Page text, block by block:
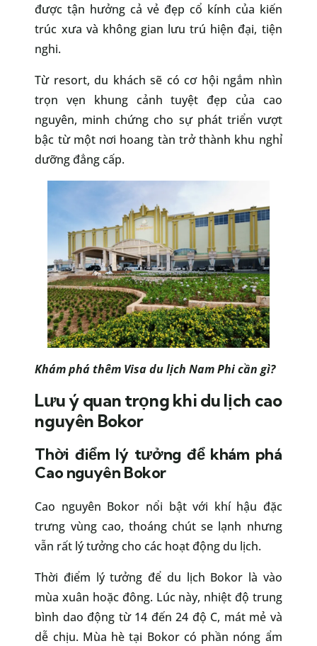
được tận hưởng cả vẻ đẹp cổ kính của kiến
trúc xưa và không gian lưu trú hiện đại, tiện
nghi.
Từ resort, du khách sẽ có cơ hội ngắm nhìn
trọn vẹn khung cảnh tuyệt đẹp của cao
nguyên, minh chứng cho sự phát triển vượt
bậc từ một nơi hoang tàn trở thành khu nghỉ
dưỡng đẳng cấp.
Khám phá thêm Visa du lịch Nam Phi cần gì?
Lưu ý quan trọng khi du lịch cao
nguyên Bokor
Thời điểm lý tưởng để khám phá
Cao nguyên Bokor
Cao nguyên Bokor nổi bật với khí hậu đặc
trưng vùng cao, thoáng chút se lạnh nhưng
vẫn rất lý tưởng cho các hoạt động du lịch.
Thời điểm lý tưởng để du lịch Bokor là vào
mùa xuân hoặc đông. Lúc này, nhiệt độ trung
bình dao động từ 14 đến 24 độ C, mát mẻ và
dễ chịu. Mùa hè tại Bokor có phần nóng ẩm